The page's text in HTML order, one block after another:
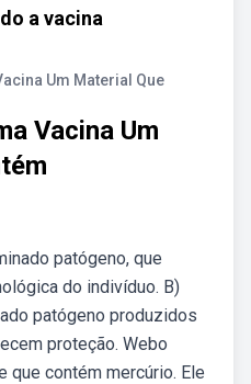
a vacina
Um Material Que
Vacina Um
patógeno, que
do indivíduo. B)
patógeno produzidos
proteção. Webo
que contém mercúrio. Ele